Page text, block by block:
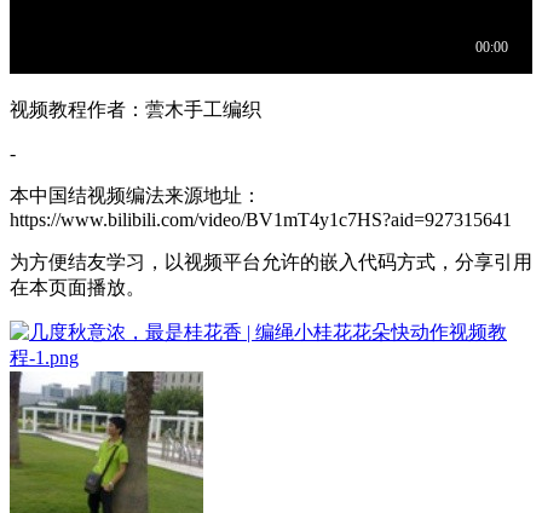
视频教程作者：蕓木手工编织
-
本中国结视频编法来源地址：
https://www.bilibili.com/video/BV1mT4y1c7HS?aid=927315641
为方便结友学习，以视频平台允许的嵌入代码方式，分享引用
在本页面播放。